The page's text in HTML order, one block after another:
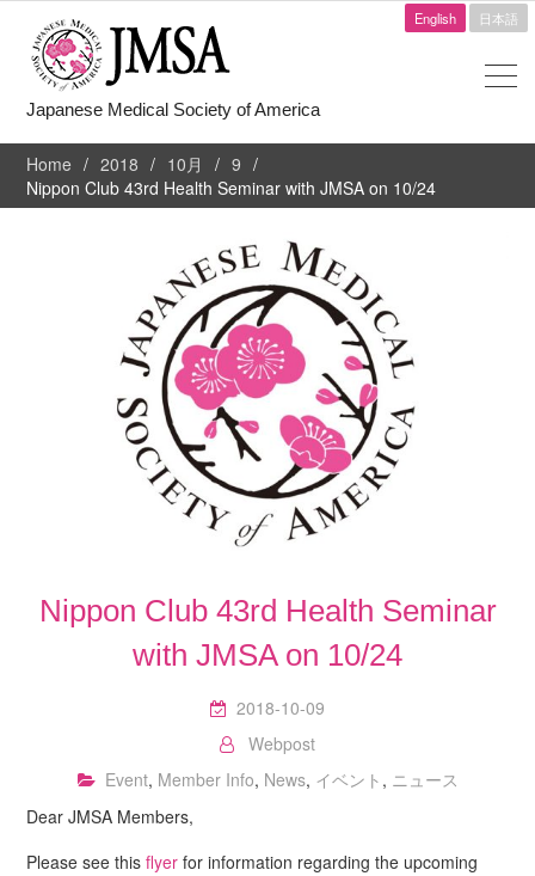
English 日本語
Japanese Medical Society of America
Home 2018 10月
9
Nippon Club 43rd Health Seminar with JMSA on 10/24
Nippon Club 43rd Health Seminar
with JMSA on 10/24
2018-10-09
Webpost
Event, Member Info, News, イベント , ニュース
Dear JMSA Members,
Please see thisflyer for information regarding the upcoming